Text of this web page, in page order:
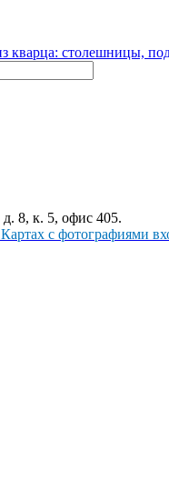
д. 8, к. 5, офис 405.
с фотографиями